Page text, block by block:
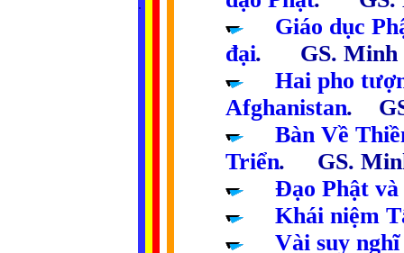
.
Giáo dục
đại. GS. Minh
Hai pho
Afghanistan.
Bàn Về
Triển. GS.
Đạo Phật
Khái niệm
Vài suy nghĩ